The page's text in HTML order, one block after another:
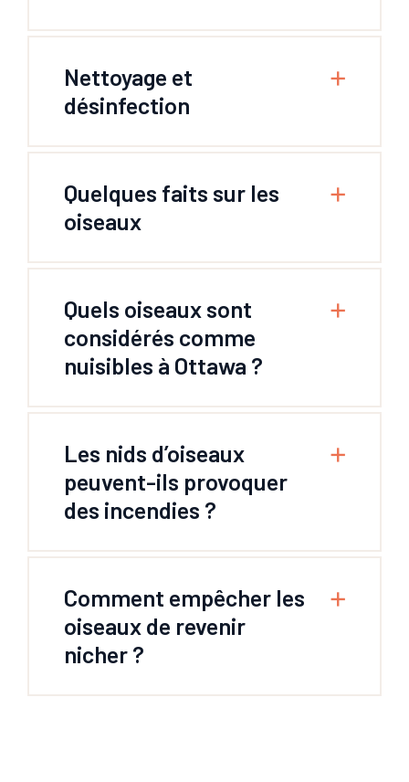
Nettoyage et
désinfection
Quelques faits sur les
oiseaux
Quels oiseaux sont
considérés comme
nuisibles à Ottawa ?
Les nids d’oiseaux
peuvent-ils provoquer
des incendies ?
Comment empêcher les
oiseaux de revenir
nicher ?